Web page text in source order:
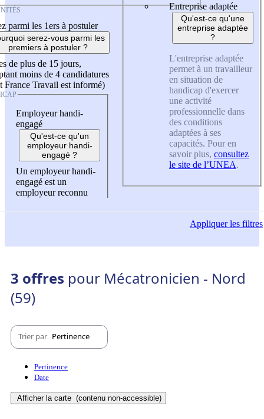
parmi les 1ers à postuler
serez-vous parmi les
premiers à postuler ?
de plus de 15 jours,
moins de 4 candidatures
France Travail est informé)
Employeur handi-
engagé
Qu'est-ce qu'un
employeur handi-
engagé ?
Un employeur handi-
engagé est un
employeur reconnu
Entreprise adaptée
Qu'est-ce qu'une
entreprise adaptée
?
L'entreprise adaptée
permet à un travailleur
en situation de
handicap d'exercer
une activité
professionnelle dans
des conditions
adaptées à ses
capacités. Pour en
savoir plus, consultez
le site de l’UNEA.
Appliquerles filtres
3 offres pour Mécatronicien - Nord
(59)
Trier par Pertinence
Pertinence
Date
Afficher la carte (contenu non-accessible)